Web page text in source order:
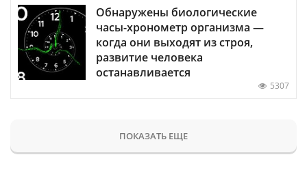
Обнаружены биологические
часы-хронометр организма —
когда они выходят из строя,
развитие человека
останавливается
5307
ПОКАЗАТЬ ЕЩЕ